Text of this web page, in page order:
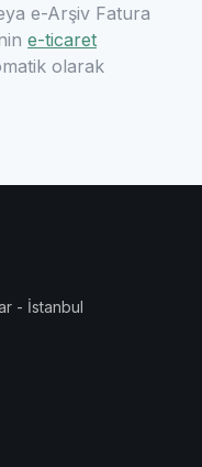
e-Arşiv Fatura
e-ticaret
olarak
- İstanbul